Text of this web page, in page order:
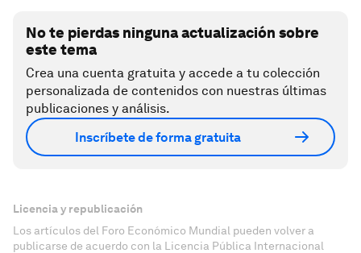
No te pierdas ninguna actualización sobre
este tema
Crea una cuenta gratuita y accede a tu colección
personalizada de contenidos con nuestras últimas
publicaciones y análisis.
Inscríbete de forma gratuita
Licencia y republicación
Los artículos del Foro Económico Mundial pueden volver a
publicarse de acuerdo con la Licencia Pública Internacional